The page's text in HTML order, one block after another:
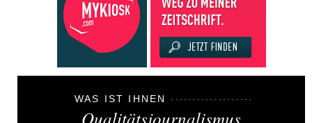
WAS IST IHNEN
Qualitätsjournalismus